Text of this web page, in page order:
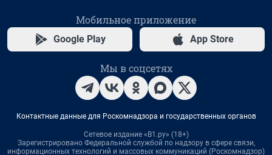
Мобильное приложение
Google Play App Store
Мы в соцсетях
Контактные данные для Роскомнадзора и государственных органов
Сетевое издание «В1.ру» (18+)
Зарегистрировано Федеральной службой по надзору в сфере связи,
информационных технологий и массовых коммуникаций (Роскомнадзор)